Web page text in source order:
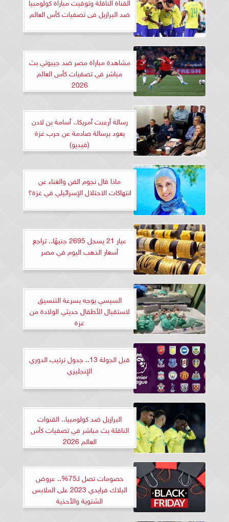
ضد البرازيل فى تصفيات كأس العالم
مشاهدة مباراة مصر ضد جيبوتي بث
مباشر في تصفيات كأس العالم
2026
رسالة أرعبت أمريكا.. أسامة بن لادن
يعود برسالة صادمة عن حرب غزة
(فيديو)
ماذا قال نجوم الفن والغناء عن
انتهاكات الاحتلال الإسرائيلي في غزة؟
عيار 21 يسجل 2695 جنيهًا.. تراجع
أسعار الذهب اليوم في مصر
السيسي يوجه بسرعة التنسيق
لاستقبال الأطفال حديثي الولادة من
غزة
قبل الجولة 13.. جدول ترتيب الدوري
الإنجليزي
البرازيل ضد كولومبيا.. القنوات
الناقلة بث مباشر في تصفيات كأس
العالم 2026
خصومات تصل لـ75%.. عروض
البلاك فرايدي 2023 على الملابس
الشتوية والأحذية